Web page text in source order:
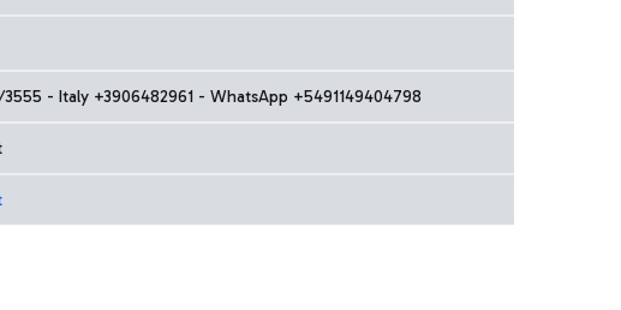
- Italy +3906482961 - WhatsApp +5491149404798